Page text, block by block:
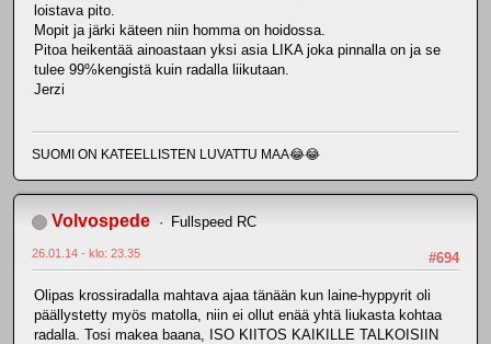
loistava pito.
Mopit ja järki käteen niin homma on hoidossa.
Pitoa heikentää ainoastaan yksi asia LIKA joka pinnalla on ja se
tulee 99%kengistä kuin radalla liikutaan.
Jerzi
SUOMI ON KATEELLISTEN LUVATTU MAA😂😂
Volvospede Fullspeed RC
#694
26.01.14 - klo: 23.35
Olipas krossiradalla mahtava ajaa tänään kun laine-hyppyrit oli
päällystetty myös matolla, niin ei ollut enää yhtä liukasta kohtaa
radalla. Tosi makea baana, ISO KIITOS KAIKILLE TALKOISIIN